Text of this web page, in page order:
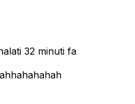
32 minuti fa